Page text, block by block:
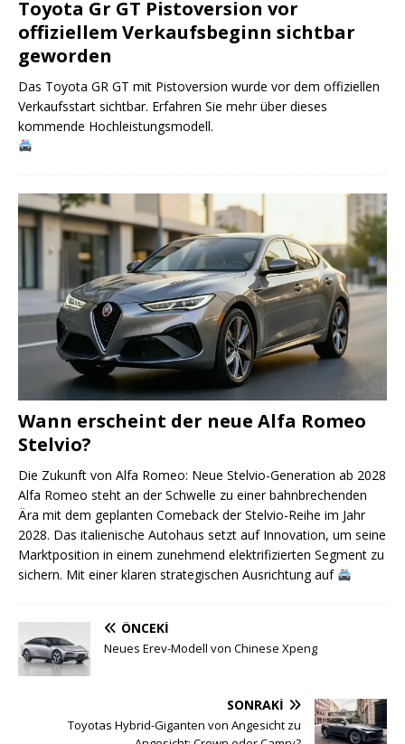
Toyota Gr GT Pistoversion vor
offiziellem Verkaufsbeginn sichtbar
geworden
Das Toyota GR GT mit Pistoversion wurde vor dem offiziellen
Verkaufsstart sichtbar. Erfahren Sie mehr über dieses
kommende Hochleistungsmodell.
Wann erscheint der neue Alfa Romeo
Stelvio?
Die Zukunft von Alfa Romeo: Neue Stelvio-Generation ab 2028
Alfa Romeo steht an der Schwelle zu einer bahnbrechenden
Ära mit dem geplanten Comeback der Stelvio-Reihe im Jahr
2028. Das italienische Autohaus setzt auf Innovation, um seine
Marktposition in einem zunehmend elektrifizierten Segment zu
sichern. Mit einer klaren strategischen Ausrichtung auf
ÖNCEKI
Neues Erev-Modell von Chinese Xpeng
SONRAKI
Toyotas Hybrid-Giganten von Angesicht zu